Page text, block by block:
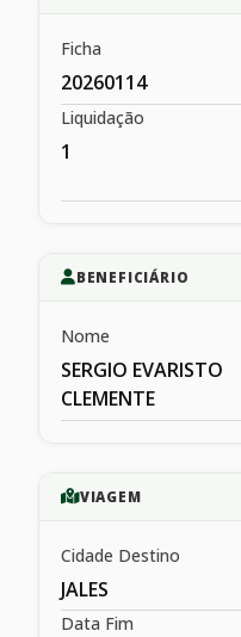
Ficha
20260114
Liquidação
1
BENEFICIÁRIO
Nome
SERGIO EVARISTO
CLEMENTE
VIAGEM
Cidade Destino
JALES
Data Fim